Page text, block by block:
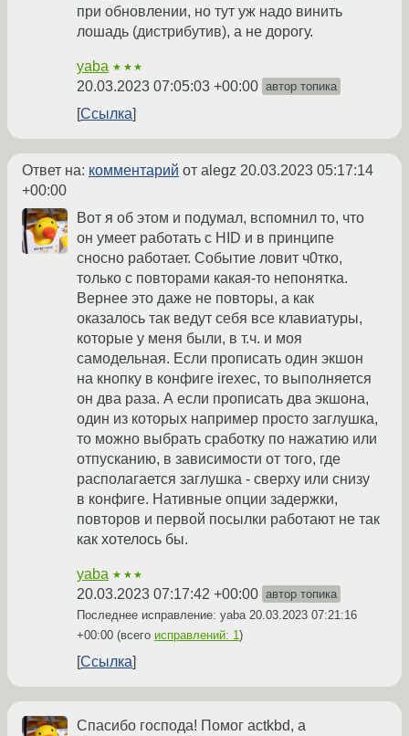
при обновлении, но тут уж надо винить
лошадь (дистрибутив), а не дорогу.
yaba ★★★
20.03.2023 07:05:03 +00:00 автор топика
Ссылка
Ответ на: комментарий от alegz 20.03.2023 05:17:14
+00:00
Вот я об этом и подумал, вспомнил то, что
он умеет работать с HID и в принципе
сносно работает. Событие ловит ч0тко,
только с повторами какая-то непонятка.
Вернее это даже не повторы, а как
оказалось так ведут себя все клавиатуры,
которые у меня были, в т.ч. и моя
самодельная. Если прописать один экшон
на кнопку в конфиге irexec, то выполняется
он два раза. А если прописать два экшона,
один из которых например просто заглушка,
то можно выбрать сработку по нажатию или
отпусканию, в зависимости от того, где
располагается заглушка - сверху или снизу
в конфиге. Нативные опции задержки,
повторов и первой посылки работают не так
как хотелось бы.
yaba ★★★
20.03.2023 07:17:42 +00:00 автор топика
Последнее исправление: yaba 20.03.2023 07:21:16
+00:00 (всего исправлений: 1)
Ссылка
Спасибо господа! Помог actkbd, а